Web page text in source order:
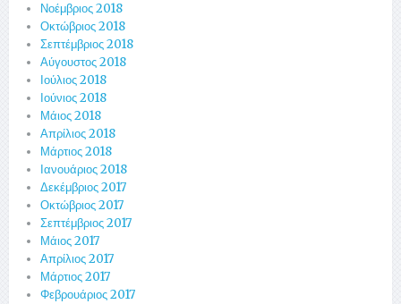
Νοέμβριος 2018
Οκτώβριος 2018
Σεπτέμβριος 2018
Αύγουστος 2018
Ιούλιος 2018
Ιούνιος 2018
Μάιος 2018
Απρίλιος 2018
Μάρτιος 2018
Ιανουάριος 2018
Δεκέμβριος 2017
Οκτώβριος 2017
Σεπτέμβριος 2017
Μάιος 2017
Απρίλιος 2017
Μάρτιος 2017
Φεβρουάριος 2017